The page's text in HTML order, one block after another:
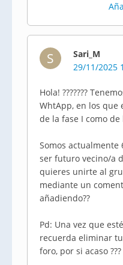
S
Sari_M
29/11/2025
Hola! ???????
WhtApp, en los que
de la fase I como de
Somos actualmente
ser futuro vecino/a
quieres unirte al
mediante un
añadiendo??
Pd: Una vez que
recuerda eliminar
foro, por si acaso ???